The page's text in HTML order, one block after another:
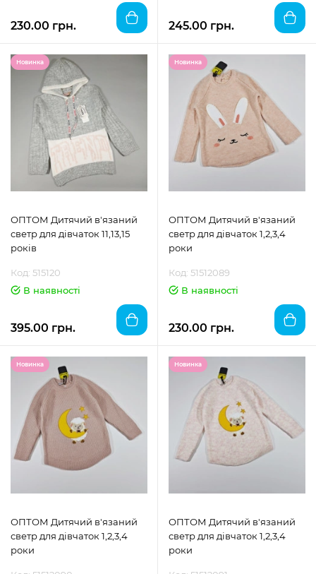
230.00 грн. 245.00 грн.
Новинка
ОПТОМ Дитячий в'язаний
светр для дівчаток 11,13,15
років
Код: 515120
В наявності
395.00 грн.
Новинка
ОПТОМ Дитячий в'язаний
светр для дівчаток 1,2,3,4
роки
Код: 51512089
В наявності
230.00 грн.
Новинка
ОПТОМ Дитячий в'язаний
светр для дівчаток 1,2,3,4
роки
Новинка
ОПТОМ Дитячий в'язаний
светр для дівчаток 1,2,3,4
роки